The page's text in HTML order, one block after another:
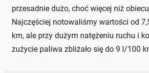
przesadnie dużo, choć więcej niż
Najczęściej notowaliśmy wartości od
km, ale przy dużym natężeniu ruchu i
zużycie paliwa zbliżało się do 9 l/100